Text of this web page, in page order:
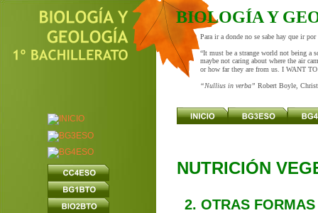
BIOLOGÍA Y
2. OTRAS
Para ir a donde no se sabe hay que ir
“It must be a strange world not being
maybe not caring about where the air
or how far they are from us. I WANT
“Nullius in verba” Robert Boyle,
NUTRICIÓN